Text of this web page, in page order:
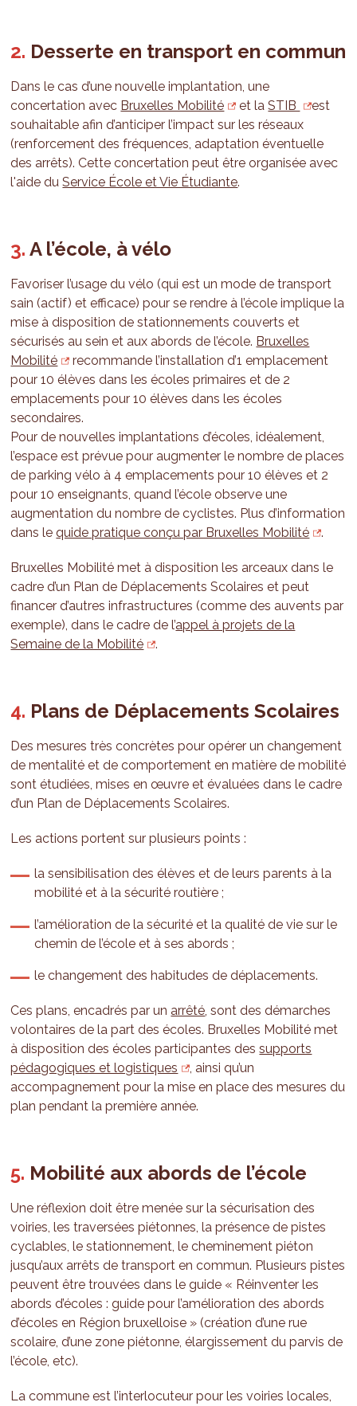
Desserte en transport en commun
Dans le cas d’une nouvelle implantation, une
concertation avec Bruxelles Mobilité et laSTIB
est
souhaitable afin d’anticiper l’impact sur les réseaux
(renforcement des fréquences, adaptation éventuelle
des arrêts). Cette concertation peut être organisée avec
l'aide duService École et Vie Étudiante.
A l’école, à vélo
Favoriser l’usage du vélo (qui est un mode de transport
sain (actif) et efficace) pour se rendre à l’école implique la
mise à disposition de stationnements couverts et
sécurisés au sein et aux abords de l’école. Bruxelles
Mobilité
recommande l’installation d’1 emplacement
pour 10 élèves dans les écoles primaires et de 2
emplacements pour 10 élèves dans les écoles
secondaires.
Pour de nouvelles implantations d’écoles, idéalement,
l’espace est prévue pour augmenter le nombre de places
de parking vélo à 4 emplacements pour 10 élèves et 2
pour 10 enseignants, quand l’école observe une
augmentation du nombre de cyclistes. Plus d’information
dans lequide pratique conçu par Bruxelles Mobilité .
Bruxelles Mobilité met à disposition les arceaux dans le
cadre d’un Plan de Déplacements Scolaires et peut
financer d’autres infrastructures (comme des auvents par
exemple), dans le cadre de l’appel à projets de la
Semaine de la Mobilité
.
Plans de Déplacements Scolaires
Des mesures très concrètes pour opérer un changement
de mentalité et de comportement en matière de mobilité
sont étudiées, mises en œuvre et évaluées dans le cadre
d’un Plan de Déplacements Scolaires.
Les actions portent sur plusieurs points :
la sensibilisation des élèves et de leurs parents à la
mobilité et à la sécurité routière ;
l’amélioration de la sécurité et la qualité de vie sur le
chemin de l’école et à ses abords ;
le changement des habitudes de déplacements.
Ces plans, encadrés par un arrêté , sont des démarches
volontaires de la part des écoles. Bruxelles Mobilité met
à disposition des écoles participantes dessupports
pédagogiques et logistiques
, ainsi qu’un
accompagnement pour la mise en place des mesures du
plan pendant la première année.
Mobilité aux abords de l’école
Une réflexion doit être menée sur la sécurisation des
voiries, les traversées piétonnes, la présence de pistes
cyclables, le stationnement, le cheminement piéton
jusqu’aux arrêts de transport en commun. Plusieurs pistes
peuvent être trouvées dans le guide « Réinventer les
abords d’écoles : guide pour l’amélioration des abords
d’écoles en Région bruxelloise » (création d’une rue
scolaire, d’une zone piétonne, élargissement du parvis de
l’école, etc).
La commune est l’interlocuteur pour les voiries locales,